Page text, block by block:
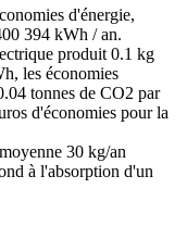
d'énergie,
394 kWh / an.
produit 0.1 kg
les économies
tonnes de CO2 par
d'économies pour la
30 kg/an
à l'absorption d'un